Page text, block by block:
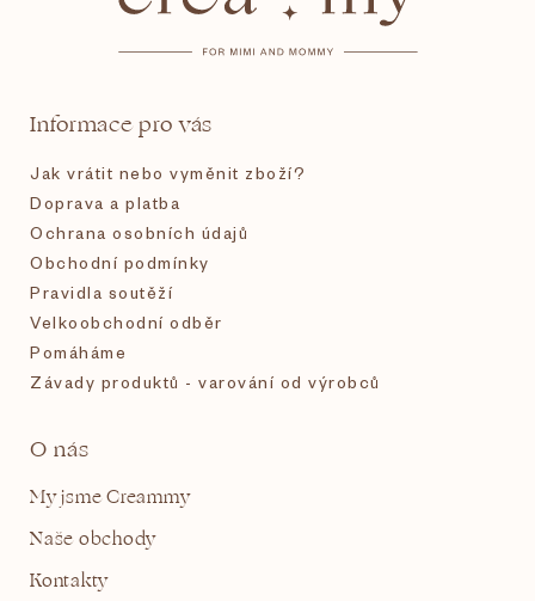
Informace pro vás
Jak vrátit nebo vyměnit zboží?
Doprava a platba
Ochrana osobních údajů
Obchodní podmínky
Pravidla soutěží
Velkoobchodní odběr
Pomáháme
Závady produktů - varování od výrobců
O nás
My jsme Creammy
Naše obchody
Kontakty